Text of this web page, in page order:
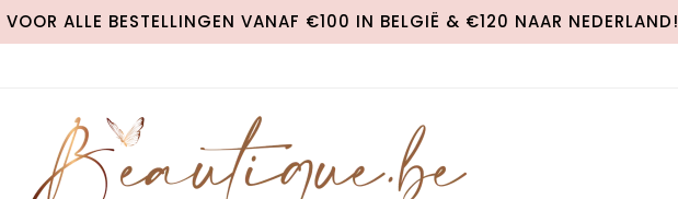
ALLE BESTELLINGEN VANAF €100 IN BELGIË & €120 NAAR NEDERLAND!